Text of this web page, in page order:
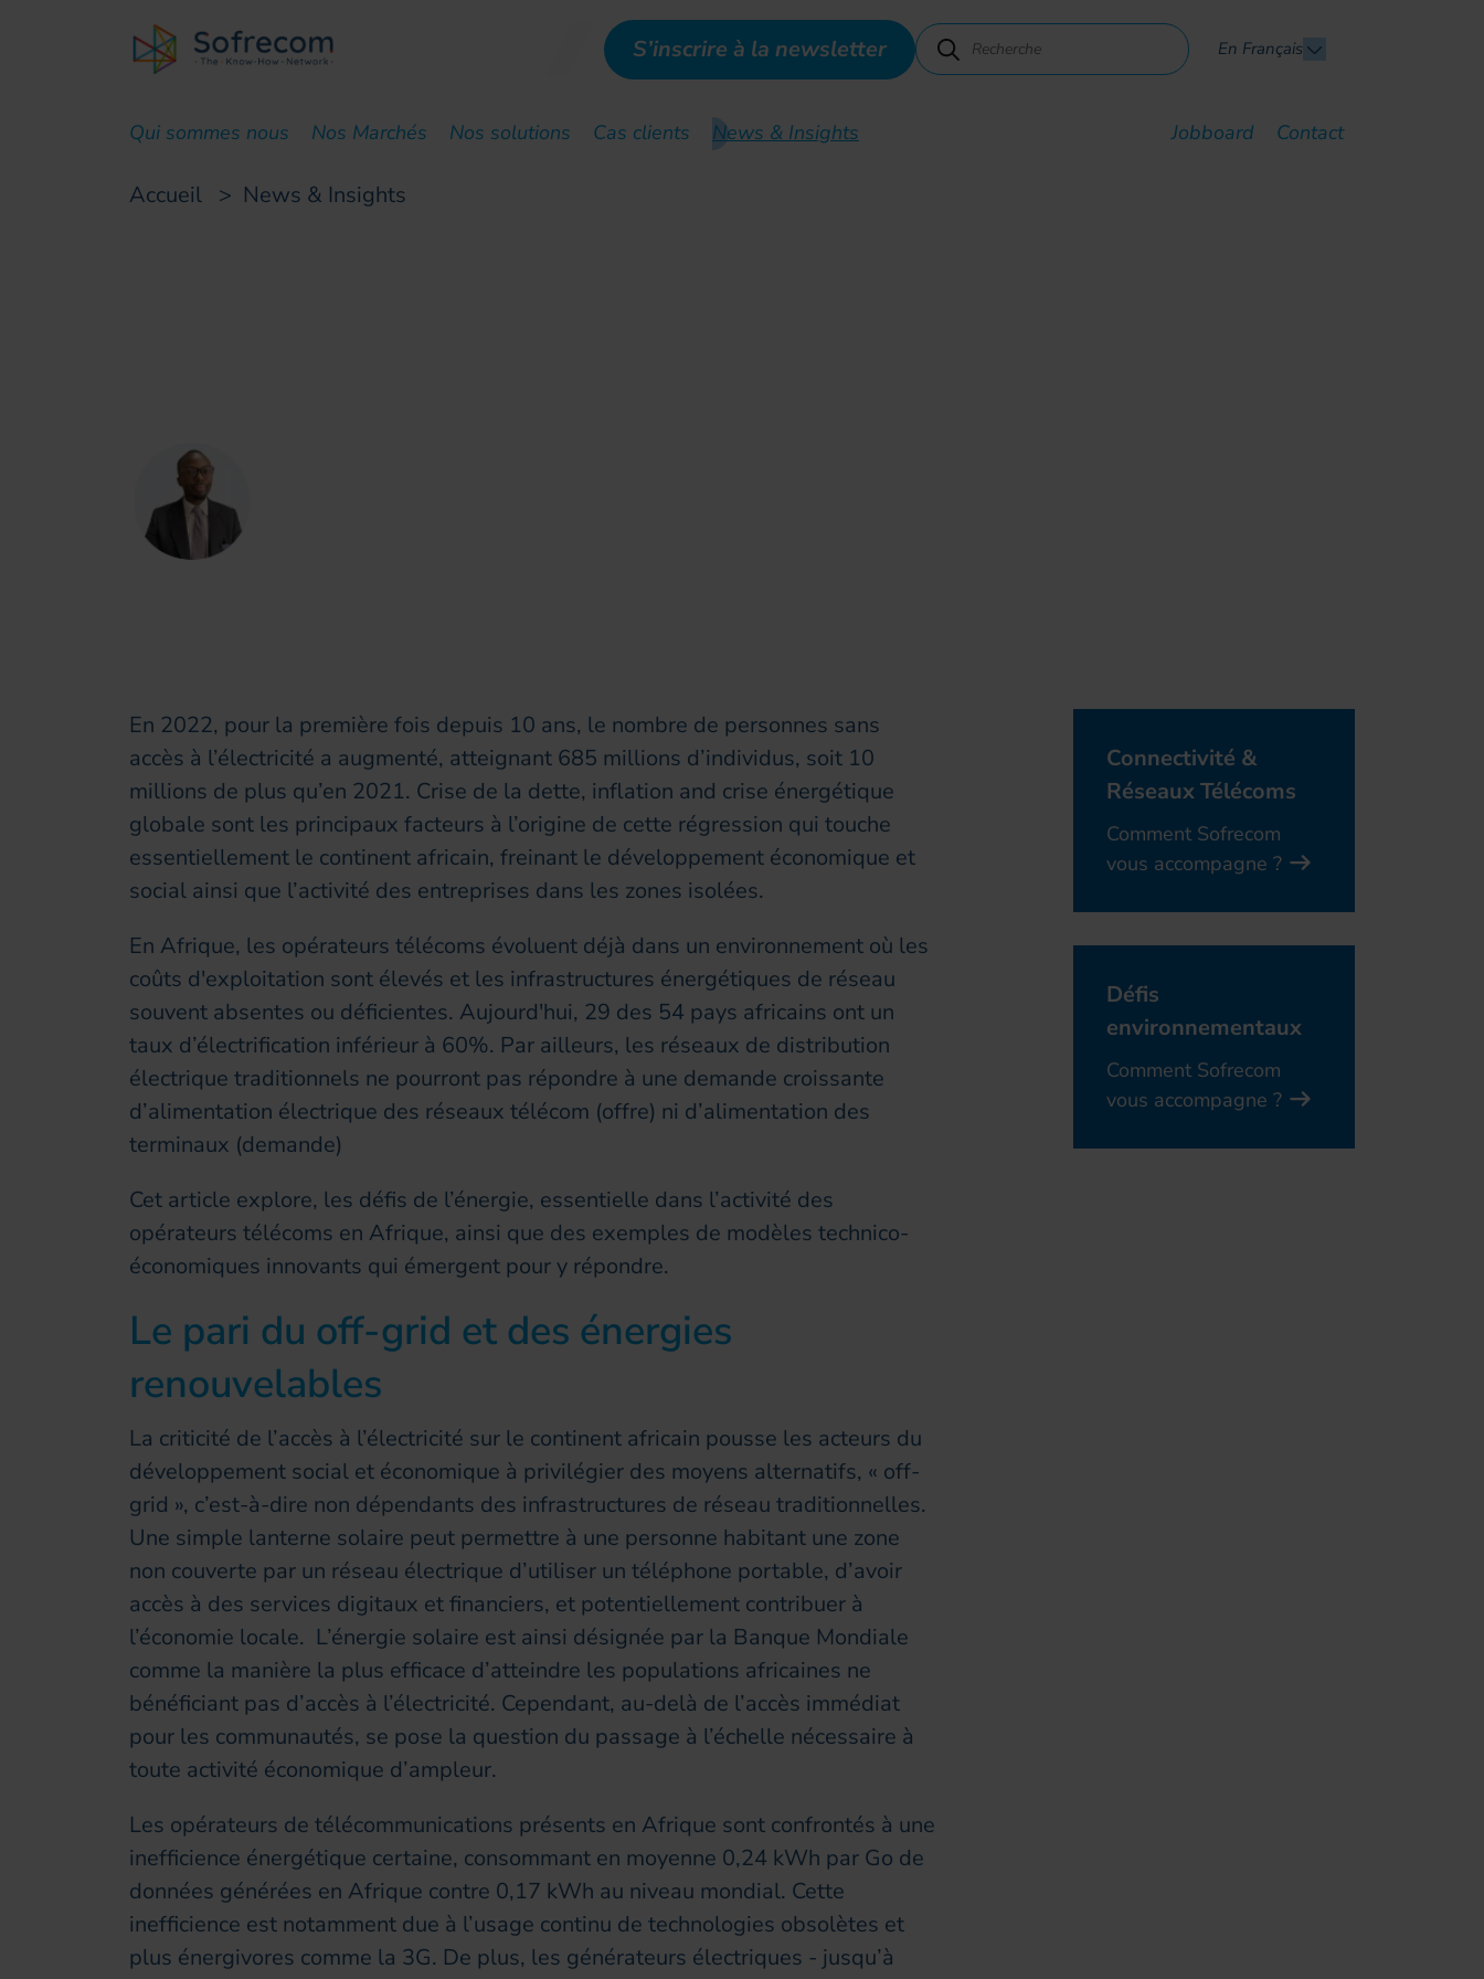
S’inscrire à la newsletter
En Français
Qui sommes nous Nos Marchés Nos solutions Cas clients News & Insights Jobboard Contact
Accueil > News & Insights
En 2022, pour la première fois depuis 10 ans, le nombre de personnes sans
accès à l’électricité a augmenté, atteignant 685 millions d’individus, soit 10
millions de plus qu’en 2021. Crise de la dette, inflation and crise énergétique
globale sont les principaux facteurs à l’origine de cette régression qui touche
essentiellement le continent africain, freinant le développement économique et
social ainsi que l’activité des entreprises dans les zones isolées.
En Afrique, les opérateurs télécoms évoluent déjà dans un environnement où les
coûts d'exploitation sont élevés et les infrastructures énergétiques de réseau
souvent absentes ou déficientes. Aujourd'hui, 29 des 54 pays africains ont un
taux d’électrification inférieur à 60%. Par ailleurs, les réseaux de distribution
électrique traditionnels ne pourront pas répondre à une demande croissante
d’alimentation électrique des réseaux télécom (offre) ni d’alimentation des
terminaux (demande)
Cet article explore, les défis de l’énergie, essentielle dans l’activité des
opérateurs télécoms en Afrique, ainsi que des exemples de modèles technico-
économiques innovants qui émergent pour y répondre.
Le pari du off-grid et des énergies
renouvelables
La criticité de l’accès à l’électricité sur le continent africain pousse les acteurs du
développement social et économique à privilégier des moyens alternatifs, « off-
grid », c’est-à-dire non dépendants des infrastructures de réseau traditionnelles.
Une simple lanterne solaire peut permettre à une personne habitant une zone
non couverte par un réseau électrique d’utiliser un téléphone portable, d’avoir
accès à des services digitaux et financiers, et potentiellement contribuer à
l’économie locale. L’énergie solaire est ainsi désignée par la Banque Mondiale
comme la manière la plus efficace d’atteindre les populations africaines ne
bénéficiant pas d’accès à l’électricité. Cependant, au-delà de l’accès immédiat
pour les communautés, se pose la question du passage à l’échelle nécessaire à
toute activité économique d’ampleur.
Les opérateurs de télécommunications présents en Afrique sont confrontés à une
inefficience énergétique certaine, consommant en moyenne 0,24 kWh par Go de
données générées en Afrique contre 0,17 kWh au niveau mondial. Cette
inefficience est notamment due à l’usage continu de technologies obsolètes et
plus énergivores comme la 3G. De plus, les générateurs électriques - jusqu’à
Connectivité &
Réseaux Télécoms
Comment Sofrecom
vous accompagne ?
Défis
environnementaux
Comment Sofrecom
vous accompagne ?